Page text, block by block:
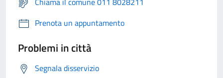
Prenota un appuntamento
Problemi in città
Segnala disservizio